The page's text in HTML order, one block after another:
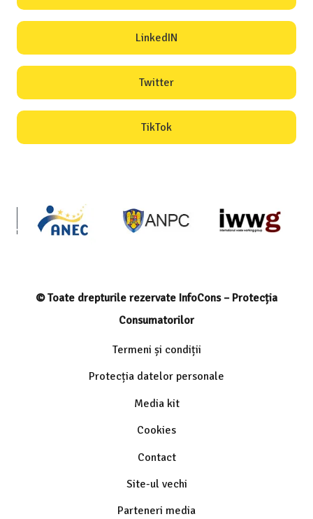
LinkedIN
Twitter
TikTok
© Toate drepturile rezervate InfoCons – Protecția
Consumatorilor
Termeni și condiții
Protecția datelor personale
Media kit
Cookies
Contact
Site-ul vechi
Parteneri media